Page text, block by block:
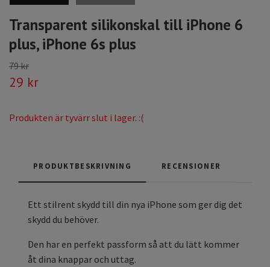
Transparent silikonskal till iPhone 6
plus, iPhone 6s plus
79 kr
29 kr
Produkten är tyvärr slut i lager. :(
PRODUKTBESKRIVNING RECENSIONER
Ett stilrent skydd till din nya iPhone som ger dig det
skydd du behöver.
Den har en perfekt passform så att du lätt kommer
åt dina knappar och uttag.